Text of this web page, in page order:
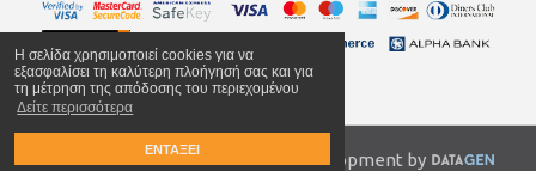
Η σελίδα χρησιμοποιεί cookies για να
εξασφαλίσει τη καλύτερη πλοήγησή σας και για
τη μέτρηση της απόδοσης του περιεχομένου
Δείτε περισσότερα
ΕΝΤΑΞΕΙ
© 2020 anagnocycles.gr | Web Development by